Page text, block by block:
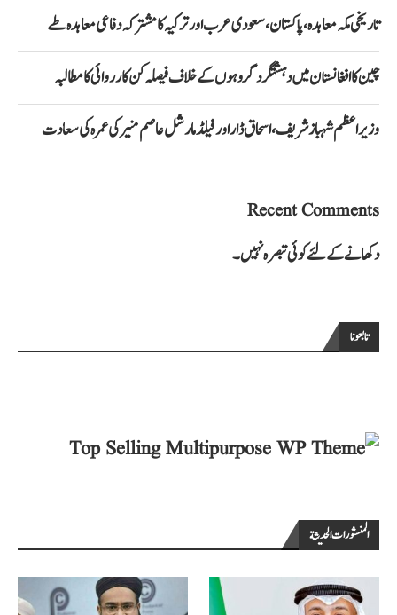
تاریخی مکہ معاہدہ، پاکستان، سعودی عرب اور ترکیہ کا مشترکہ دفاعی معاہدہ طے
چین کا افغانستان میں دہشتگرد گروہوں کے خلاف فیصلہ کن کارروائی کا مطالبہ
وزیراعظم شہباز شریف، اسحاق ڈار اور فیلڈ مارشل عاصم منیر کی عمرہ کی سعادت
Recent Comments
دکھانے کے لئے کوئی تبصرہ نہیں۔
تابعونا
المنشورات الحديثة